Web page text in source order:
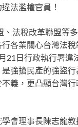
法濫權官員！
、法稅改革聯盟等
各業關心台灣法
21日行政執行署違
強搶民產的強盜
義，更凸顯台灣
會理事長陳志龍教